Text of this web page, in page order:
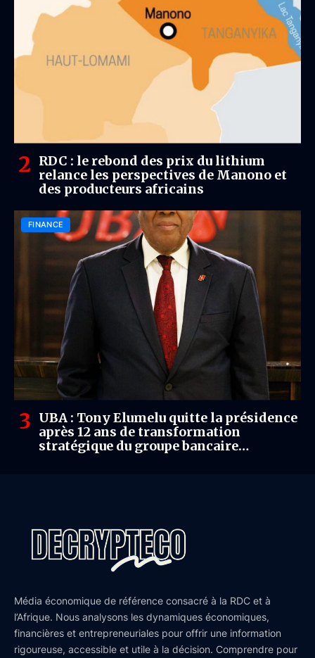
RDC : le rebond des prix du lithium
relance les perspectives de Manono et
des producteurs africains
FINANCE
UBA : Tony Elumelu quitte la présidence
après 12 ans de transformation
stratégique du groupe bancaire
Média économique de référence consacré à la RDC et à
l’Afrique. Nous analysons les dynamiques économiques,
financières et entrepreneuriales pour offrir une information
rigoureuse, accessible et utile à la décision. Comprendre pour